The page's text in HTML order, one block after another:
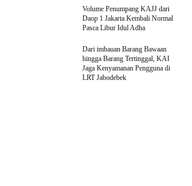
Volume Penumpang KAJJ dari
Daop 1 Jakarta Kembali Normal
Pasca Libur Idul Adha
Dari imbauan Barang Bawaan
hingga Barang Tertinggal, KAI
Jaga Kenyamanan Pengguna di
LRT Jabodebek